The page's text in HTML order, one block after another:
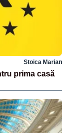
Stoica Marian
prima casă